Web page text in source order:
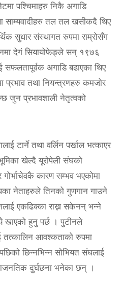
पश्चिमाहरु निकै अगाडि
साम्यवादीहरु तल तल खसीकदै थिए
सुधार संस्थागत रुपमा राम्रोसँग
देगं सियायोफेङ्ले सन् १९७६
सफलतापूर्वक अगाडि बढाएका थिए
प्रभाव तथा नियन्त्रणहरु कमजोर
जुन प्रभावशाली नेतृत्वको
टार्ने तथा वर्लिन पर्खाल भत्काएर
खेल्दै यूरोपेली संघको
कारण सम्भव भएकोमा
नेताहरुले तिनको गुणगान गाउने
एकढिक्का राख्न सकेनन् भन्ने
खाएको हुनु पर्छ । पुटीनले
तत्कालिन आवश्कताको रुपमा
छिन्नभिन्न सोभियत संघलाई
दुर्घछना भनेका छन् ।